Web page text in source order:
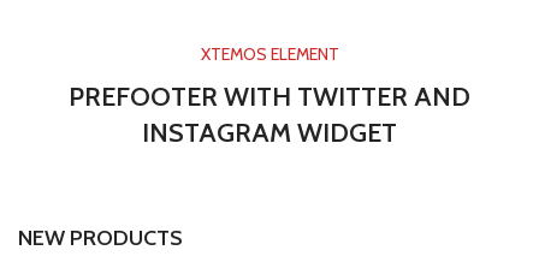
XTEMOS ELEMENT
PREFOOTER WITH TWITTER AND
INSTAGRAM WIDGET
NEW PRODUCTS